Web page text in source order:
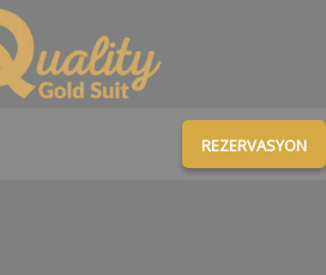
REZERVASYON